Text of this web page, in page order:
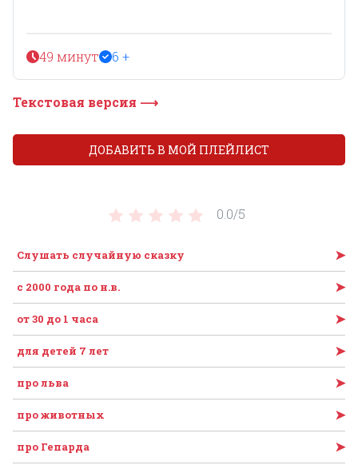
49 минут 6 +
Текстовая версия ⟶
0.0/5
Слушать случайную сказку ➤
c 2000 года по н.в. ➤
от 30 до 1 часа ➤
для детей 7 лет ➤
про льва ➤
про животных ➤
про Гепарда ➤
ДОБАВИТЬ В МОЙ ПЛЕЙЛИСТ